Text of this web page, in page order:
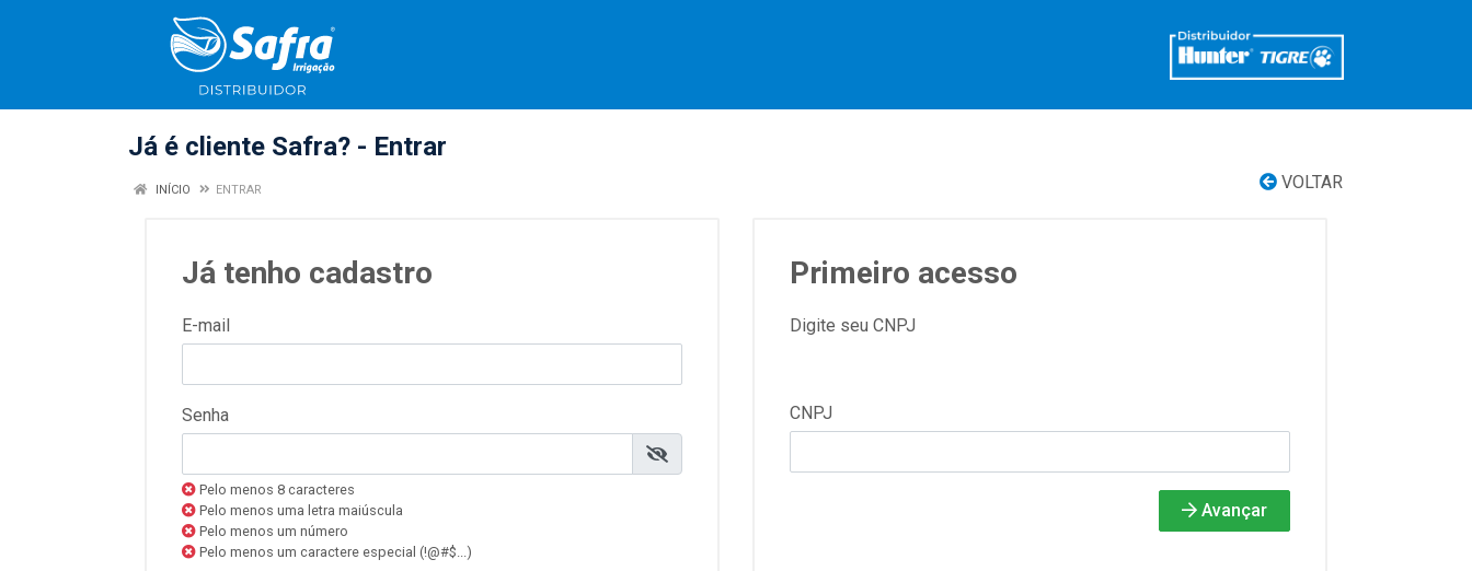
Já é cliente Safra? - Entrar
VOLTAR
INÍCIO ENTRAR
Já tenho cadastro
E-mail
Senha
Pelo menos 8 caracteres
Pelo menos uma letra maiúscula
Pelo menos um número
Pelo menos um caractere especial (!@#$...)
Primeiro acesso
Digite seu CNPJ
CNPJ
Avançar